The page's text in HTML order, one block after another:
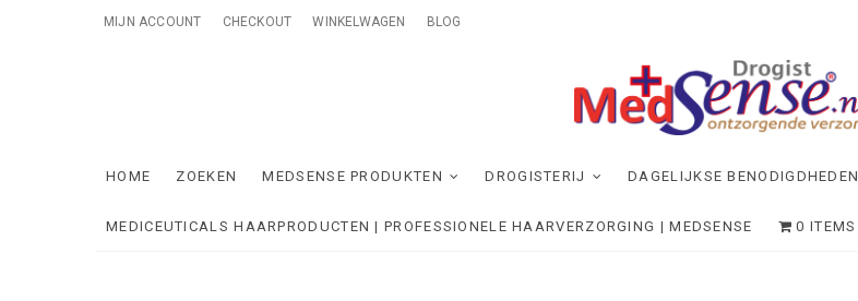
MIJN ACCOUNT CHECKOUT WINKELWAGEN BLOG
MedSense
HOME ZOEKEN MEDSENSE PRODUKTEN DROGISTERIJ DAGELIJKSE BENODIGDHEDEN
MEDICEUTICALS HAARPRODUCTEN | PROFESSIONELE HAARVERZORGING | MEDSENSE 0 ITEMS